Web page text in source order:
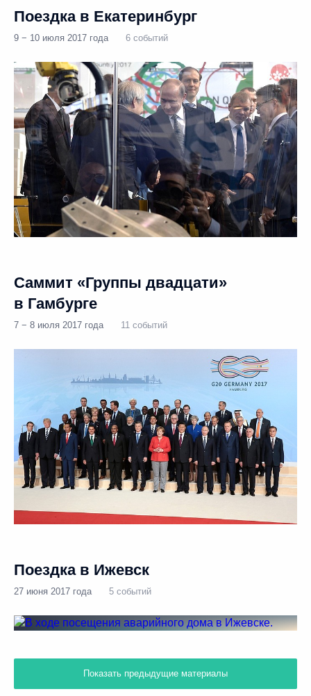
Поездка в Екатеринбург
9 − 10 июля 2017 года 6 событий
Саммит «Группы двадцати»
в Гамбурге
7 − 8 июля 2017 года 11 событий
Поездка в Ижевск
27 июня 2017 года 5 событий
Показать предыдущие материалы